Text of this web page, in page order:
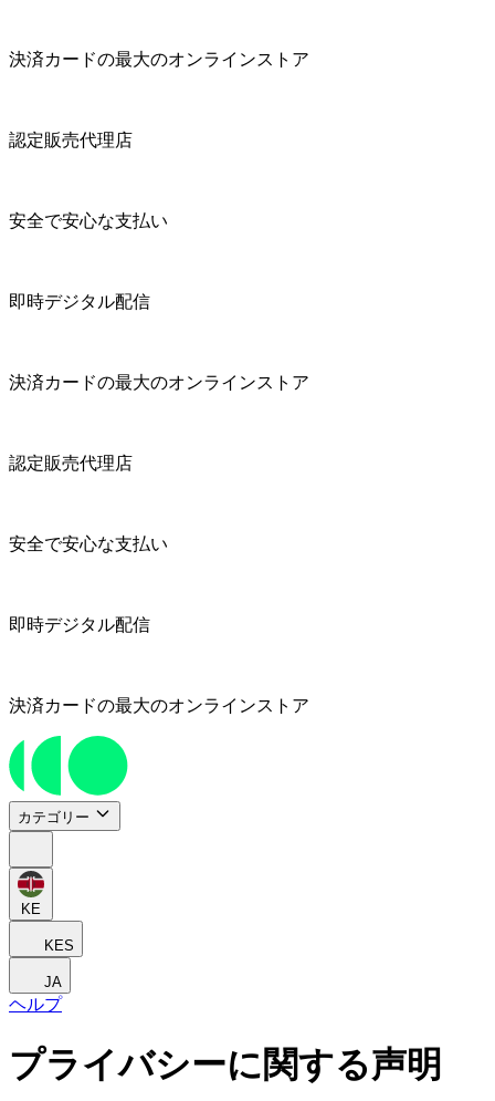
決済カードの最大のオンラインストア
認定販売代理店
安全で安心な支払い
即時デジタル配信
決済カードの最大のオンラインストア
認定販売代理店
安全で安心な支払い
即時デジタル配信
決済カードの最大のオンラインストア
カテゴリー
KE
KES
JA
ヘルプ
プライバシーに関する声明